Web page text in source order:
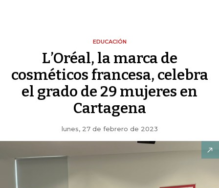
EDUCACIÓN
L’Oréal, la marca de
cosméticos francesa, celebra
el grado de 29 mujeres en
Cartagena
lunes, 27 de febrero de 2023